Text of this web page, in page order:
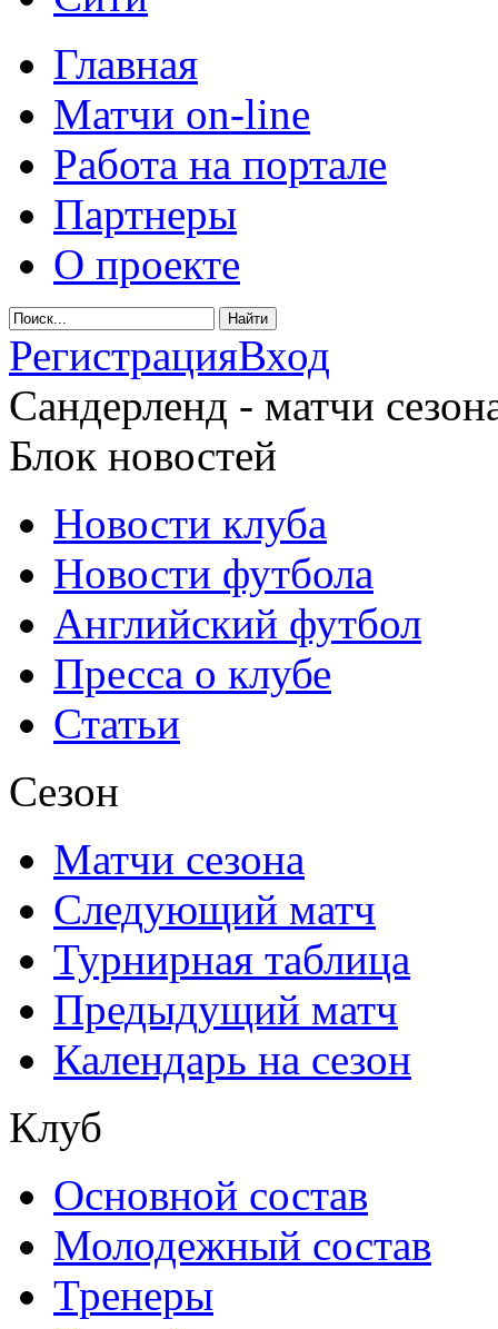
Главная
Матчи on-line
Работа на портале
Партнеры
О проекте
РегистрацияВход
Сандерленд - матчи
Блок новостей
Новости клуба
Новости футбола
Английский футбол
Пресса о клубе
Статьи
Сезон
Матчи сезона
Следующий матч
Турнирная таблица
Предыдущий матч
Календарь на сезон
Клуб
Основной состав
Молодежный состав
Тренеры